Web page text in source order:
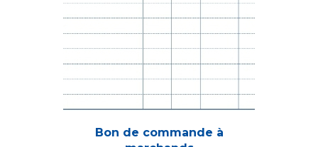
Bon de commande à